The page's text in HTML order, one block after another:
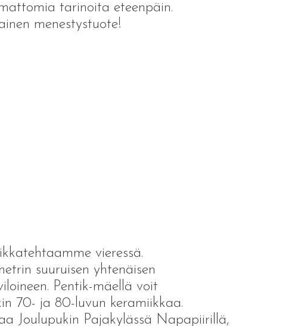
tarinoita eteenpäin.
menestystuote!
vieressä.
suuruisen yhtenäisen
Pentik-mäellä voit
70- ja 80-luvun keramiikkaa.
Joulupukin Pajakylässä Napapiirillä,